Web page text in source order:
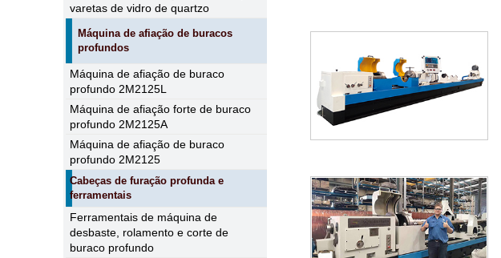
varetas de vidro de quartzo
Máquina de afiação de buracos
profundos
Máquina de afiação de buraco
profundo 2M2125L
Máquina de afiação forte de buraco
profundo 2M2125A
Máquina de afiação de buraco
profundo 2M2125
Cabeças de furação profunda e
ferramentais
Ferramentais de máquina de
desbaste, rolamento e corte de
buraco profundo